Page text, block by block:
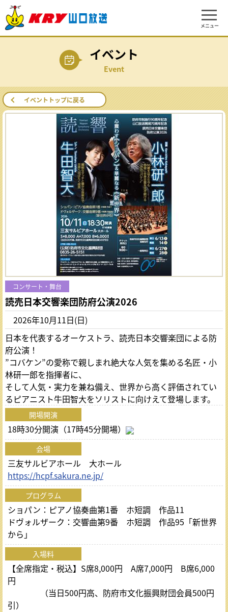
メニュー
イベント
Event
イベントトップに戻る
コンサート・舞台
読売日本交響楽団防府公演2026
2026年10月11日(日)
日本を代表するオーケストラ、読売日本交響楽団による防
府公演！
”コバケン”の愛称で親しまれ絶大な人気を集める名匠・小
林研一郎を指揮者に、
そして人気・実力を兼ね備え、世界から高く評価されてい
るピアニスト牛田智大をソリストに向けえて登場します。
開場開演
18時30分開演（17時45分開場）
会場
三友サルビアホール 大ホール
https://hcpf.sakura.ne.jp/
プログラム
ショパン：ピアノ協奏曲第1番 ホ短調 作品11
ドヴォルザーク：交響曲第9番 ホ短調 作品95「新世界
から」
入場料
【全席指定・税込】S席8,000円 A席7,000円 B席6,000
円
（当日500円高、防府市文化振興財団会員500円
引）